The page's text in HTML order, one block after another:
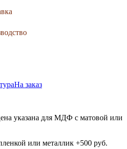
На заказ
указана для МДФ с матовой или
или металлик +500 руб.